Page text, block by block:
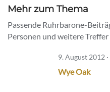
Mehr zum Thema
Passende Ruhrbarone-
Personen und weitere
9. August 2012
Wye Oak